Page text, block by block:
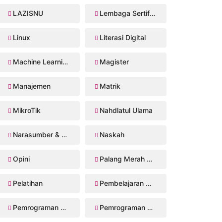
LAZISNU Lembaga Sertifikasi Profesi
Linux Literasi Digital
Machine Learning Magister
Manajemen Matrik
MikroTik Nahdlatul Ulama
Narasumber & Trainer Naskah
Opini Palang Merah Remaja
Pelatihan Pembelajaran Mendalam
Pemrograman Perangkat Bergerak Pemrograman Web